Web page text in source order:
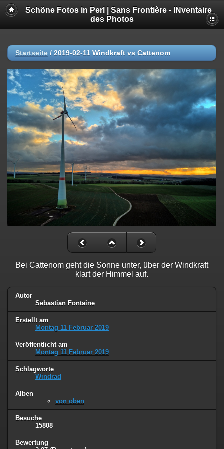
Schöne Fotos in Perl | Sans Frontière - INventaire
des Photos
Startseite / 2019-02-11 Windkraft vs Cattenom
Bei Cattenom geht die Sonne unter, über der Windkraft
klart der Himmel auf.
Autor
Sebastian Fontaine
Erstellt am
Montag 11 Februar 2019
Veröffentlicht am
Montag 11 Februar 2019
Schlagworte
Windrad
Alben
von oben
Besuche
15808
Bewertung